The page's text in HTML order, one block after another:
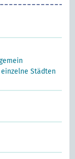
Städten